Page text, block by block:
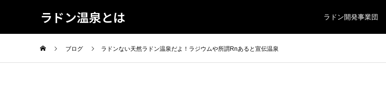
ラドン温泉とは ラドン開発事業団
ブログ ラドンない天然ラドン温泉だよ！ラジウムや所謂Rnあると宣伝温泉